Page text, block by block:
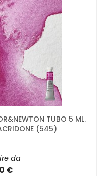
TUBO 5 ML.
(545)
da
€